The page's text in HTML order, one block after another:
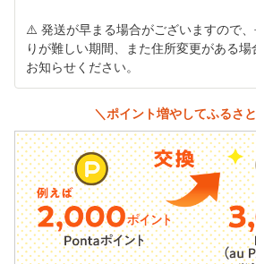
⚠️ 発送が早まる場合がございますので
りが難しい期間、また住所変更がある
お知らせください。
＼ポイント増やしてふるさ